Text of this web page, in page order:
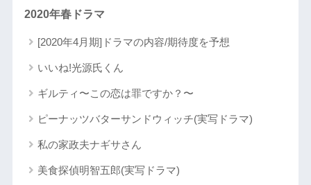
2020年春ドラマ
[2020年4月期]ドラマの内容/期待度を予想
いいね!光源氏くん
ギルティ〜この恋は罪ですか？〜
ピーナッツバターサンドウィッチ(実写ドラマ)
私の家政夫ナギサさん
美食探偵明智五郎(実写ドラマ)